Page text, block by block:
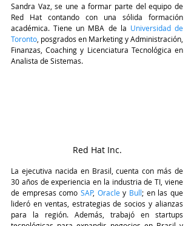
Sandra Vaz, se une a formar parte del equipo de
Red Hat contando con una sólida formación
académica. Tiene un MBA de la Universidad de
Toronto , posgrados en Marketing y Administración,
Finanzas, Coaching y Licenciatura Tecnológica en
Analista de Sistemas.
Red Hat Inc.
La ejecutiva nacida en Brasil, cuenta con más de
30 años de experiencia en la industria de TI, viene
de empresas como SAP, Oracle y Bull; en las que
lideró en ventas, estrategias de socios y alianzas
para la región. Además, trabajó en startups